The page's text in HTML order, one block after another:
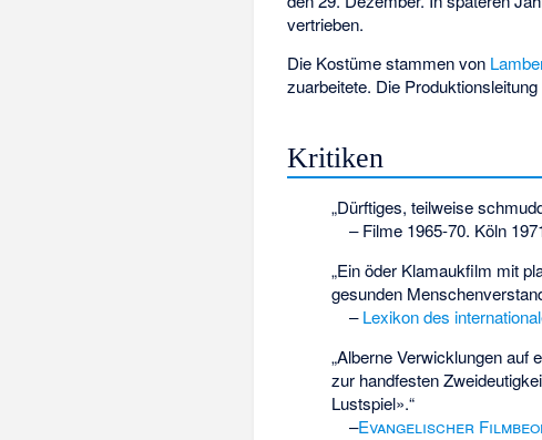
vertrieben.
Die Kostüme stammen von
zuarbeitete. Die Produktionsleitung
Kritiken
„Dürftiges, teilweise
–Filme 1965-70. Köln
„Ein öder Klamaukfilm mit
gesunden
–Lexikon des
„Alberne Verwicklungen
zur handfesten
Lustspiel».“
–Evangelischer